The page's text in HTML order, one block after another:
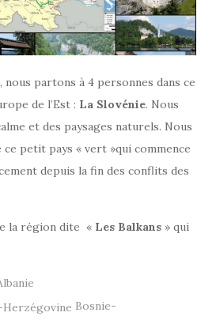
nous partons à 4 personnes dans ce
de l’Est : La Slovénie. Nous
et des paysages naturels. Nous
petit pays « vert »qui commence
depuis la fin des conflits des
la région dite « Les Balkans » qui
Bosnie-